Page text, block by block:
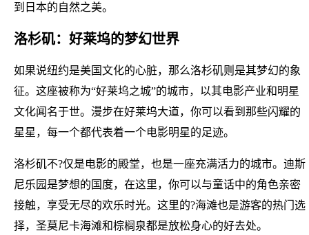
到日本的自然之美。
洛杉矶：好莱坞的梦幻世界
如果说纽约是美国文化的心脏，那么洛杉矶则是其梦幻的象
征。这座被称为“好莱坞之城”的城市，以其电影产业和明星
文化闻名于世。漫步在好莱坞大道，你可以看到那些闪耀的
星星，每一个都代表着一个电影明星的足迹。
洛杉矶不?仅是电影的殿堂，也是一座充满活力的城市。迪斯
尼乐园是梦想的国度，在这里，你可以与童话中的角色亲密
接触，享受无尽的欢乐时光。这里的?海滩也是游客的热门选
择，圣莫尼卡海滩和棕榈泉都是放松身心的好去处。